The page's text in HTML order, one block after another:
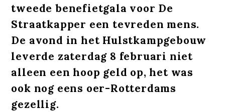
tweede benefietgala voor De
Straatkapper een tevreden mens.
De avond in het Hulstkampgebouw
leverde zaterdag 8 februari niet
alleen een hoop geld op, het was
ook nog eens oer-Rotterdams
gezellig.